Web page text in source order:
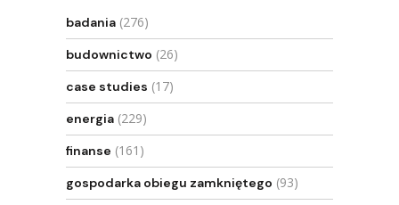
badania (276)
budownictwo (26)
case studies (17)
energia (229)
finanse (161)
gospodarka obiegu zamkniętego (93)